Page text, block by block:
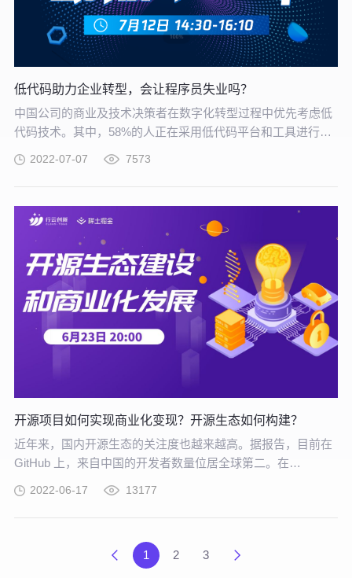
低代码助力企业转型，会让程序员失业吗？
中国公司的商业及技术决策者在数字化转型过程中优先考虑低
代码技术。其中，58%的人正在采用低代码平台和工具进行软
联网的协同作用使其在未来更为适合支撑企业的核心竞争力
2022-07-07 7573
开源项目如何实现商业化变现？开源生态如何构建？
近年来，国内开源生态的关注度也越来越高。据报告，目前在
GitHub 上，来自中国的开发者数量位居全球第二。在
影，但值得注意的是，虽然国内开源项目多，但具有国际影响
2022-06-17 13177
1 2 3